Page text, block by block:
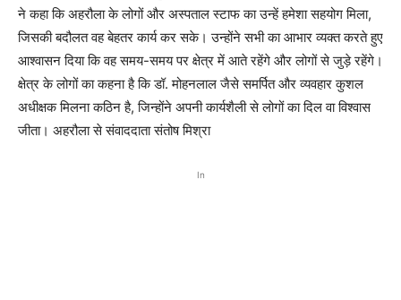
ने कहा कि अहरौला के लोगों और अस्पताल स्टाफ का उन्हें हमेशा सहयोग मिला,
जिसकी बदौलत वह बेहतर कार्य कर सके। उन्होंने सभी का आभार व्यक्त करते हुए
आश्वासन दिया कि वह समय-समय पर क्षेत्र में आते रहेंगे और लोगों से जुड़े रहेंगे।
क्षेत्र के लोगों का कहना है कि डॉ. मोहनलाल जैसे समर्पित और व्यवहार कुशल
अधीक्षक मिलना कठिन है, जिन्होंने अपनी कार्यशैली से लोगों का दिल वा विश्वास
जीता। अहरौला से संवाददाता संतोष मिश्रा
In